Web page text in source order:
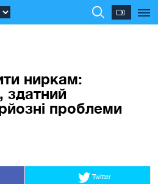
ниркам:
здатний
проблеми
Twitter